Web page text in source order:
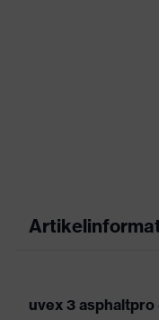
uvex 3